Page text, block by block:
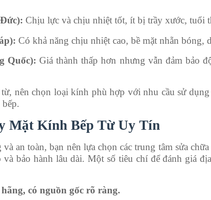
Chịu lực và chịu nhiệt tốt, ít bị trầy xước, tuổi
Có khả năng chịu nhiệt cao, bề mặt nhẵn bóng,
Quốc): Giá thành thấp hơn nhưng vẫn đảm bảo
nên chọn loại kính phù hợp với nhu cầu sử dụng
Mặt Kính Bếp Từ Uy Tín
an toàn, bạn nên lựa chọn các trung tâm sửa
bảo hành lâu dài. Một số tiêu chí để đánh giá
có nguồn gốc rõ ràng.